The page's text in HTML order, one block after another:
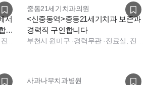
서
니
중동21세기치과의원
<신중동역>중동21세기치과 보존과
경력직 구인합니다
부천시 원미구 ·경력무관·
사과나무치과병원